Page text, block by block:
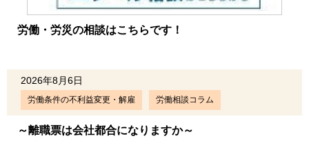
労働・労災の相談はこちらです！
2026年8月6日
労働条件の不利益変更・解雇 労働相談コラム
～離職票は会社都合になりますか～